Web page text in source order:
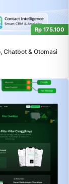
Rp 175.100